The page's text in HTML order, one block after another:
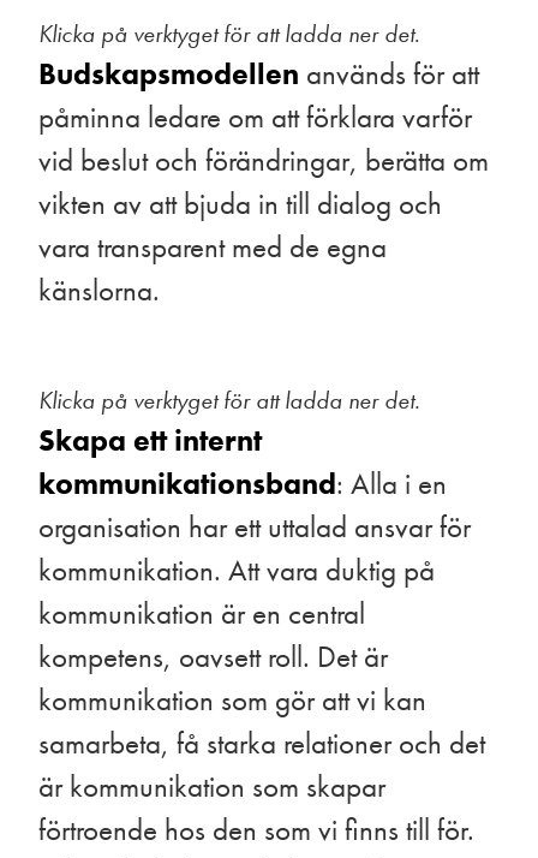
Klicka på verktyget för att ladda ner det.
Budskapsmodellen används för att
påminna ledare om att förklara varför
vid beslut och förändringar, berätta om
vikten av att bjuda in till dialog och
vara transparent med de egna
känslorna.
Klicka på verktyget för att ladda ner det.
Skapa ett internt
kommunikationsband: Alla i en
organisation har ett uttalad ansvar för
kommunikation. Att vara duktig på
kommunikation är en central
kompetens, oavsett roll. Det är
kommunikation som gör att vi kan
samarbeta, få starka relationer och det
är kommunikation som skapar
förtroende hos den som vi finns till för.